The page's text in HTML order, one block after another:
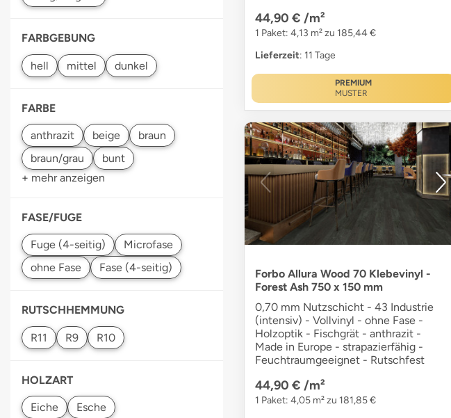
FARBGEBUNG
FARBE
+ mehr anzeigen
FASE/FUGE
RUTSCHHEMMUNG
HOLZART
44,90 € /m²
1 Paket: 4,13 m² zu 185,44 €
Lieferzeit: 11 Tage
PREMIUM
MUSTER
Forbo Allura Wood 70 Klebevinyl -
Forest Ash 750 x 150 mm
0,70 mm Nutzschicht - 43 Industrie
(intensiv) - Vollvinyl - ohne Fase -
Holzoptik - Fischgrät - anthrazit -
Made in Europe - strapazierfähig -
Feuchtraumgeeignet - Rutschfest
44,90 € /m²
1 Paket: 4,05 m² zu 181,85 €